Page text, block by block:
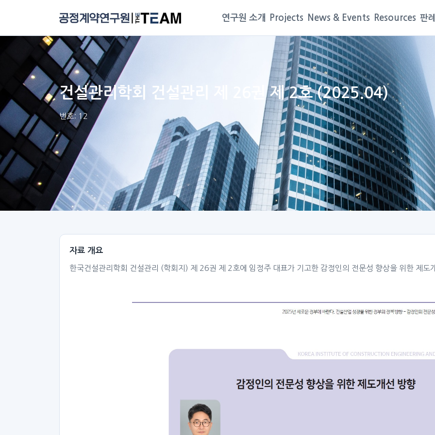
연구원 소개 Projects News & Events Resources 판
건설관리학회 건설관리 제 26권 제 2호 (2025.04)
번호: 12
자료 개요
한국건설관리학회 건설관리 (학회지) 제 26권 제 2호에 임정주 대표가 기고한 감정인의 전문성 향상을 위한 제도